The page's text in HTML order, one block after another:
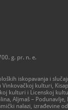
g. pr. n. e.
iskopavanja i
kulturi,
kulturi i Licenskoj
Aljmaš –
nalazi, izrađevine